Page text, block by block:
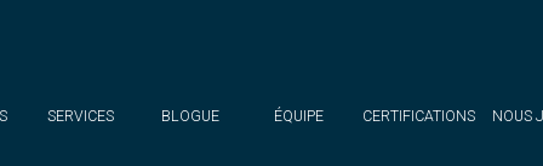
SERVICES BLOGUE ÉQUIPE CERTIFICATIONS NOUS